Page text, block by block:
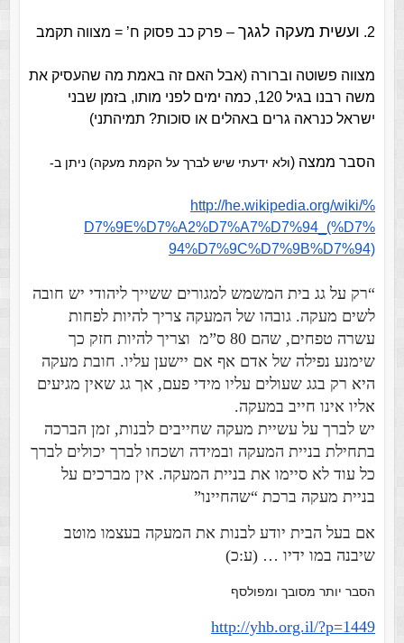
2. ועשית מעקה לגגך– פרק כב פסוק ח’ = מצווה תקמב
מצווה פשוטה וברורה (אבל האם זה באמת מה שהעסיק את
משה רבנו בגיל 120, כמה ימים לפני מותו, בזמן שבני
ישראל כנראה גרים באהלים או סוכות? תמיהתני)
הסבר ממצה (ולא ידעתי שיש לברך על הקמת מעקה) ניתן ב-
http://he.wikipedia.org/wiki/%
D7%9E%D7%A2%D7%A7%D7%94_(%D7%
94%D7%9C%D7%9B%D7%94)
“רק על גג בית המשמש למגורים ששייך ליהודי יש חובה
לשים מעקה‏. גובהו של המעקה צריך להיות לפחות
עשרה טפחים, שהם 80 ס”מ‏
וצריך להיות חזק כך
שימנע נפילה של אדם אף אם יישען עליו. חובת מעקה
היא רק בגג שעולים עליו מידי פעם, אך גג שאין מגיעים
אליו אינו חייב במעקה.
יש לברך על עשיית מעקה שחייבים לבנות‏‏‏, זמן הברכה
בתחילת בניית המעקה‏‏‏ ובמידה ושכחו לברך יכולים לברך
כל עוד לא סיימו את בניית המעקה. אין מברכים על
בניית מעקה ברכת “שהחיינו”‏‏‏
אם בעל הבית יודע לבנות את המעקה בעצמו מוטב
שיבנה במו ידיו … (ע:כ)
הסבר יותר מסובך ומפולסף
http://yhb.org.il/?p=1449